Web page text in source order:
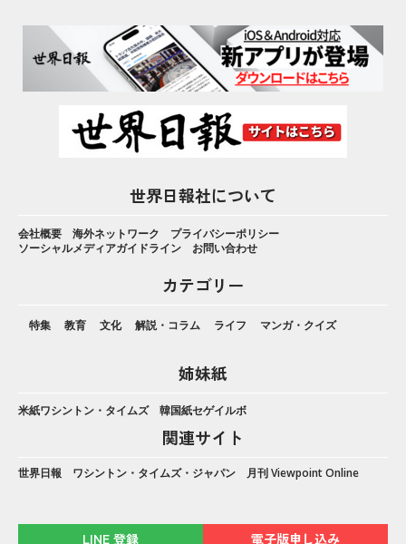
世界日報社について
会社概要 海外ネットワーク
プライバシーポリシー
ソーシャルメディアガイドライン
お問い合わせ
カテゴリー
特集 教育 文化 解説・コラム ライフ マンガ・クイズ
姉妹紙
米紙ワシントン・タイムズ 韓国紙セゲイルボ
関連サイト
世界日報 ワシントン・タイムズ・ジャパン 月刊 Viewpoint Online
LINE 登録 電子版申し込み